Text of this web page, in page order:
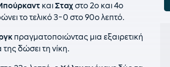
και Σταχστο 2ο και 4ο
το τελικό 3-0 στο 90ο λεπτό.
πραγματοποιώντας μια εξαιρετική
δώσει τη νίκη.